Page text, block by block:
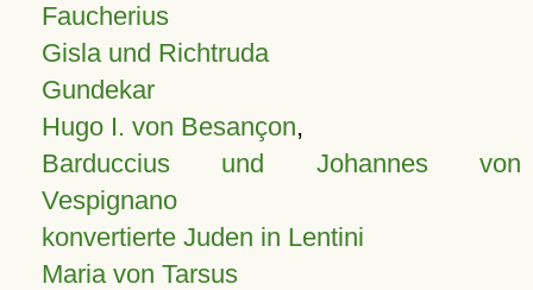
Faucherius
Gisla und Richtruda
Gundekar
Hugo I. von Besançon,
Barduccius und Johannes von
Vespignano
konvertierte Juden in Lentini
Maria von Tarsus